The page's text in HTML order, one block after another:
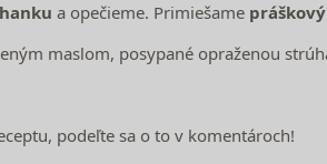
a opečieme. Primiešame
maslom, posypané opraženou
podeľte sa o to v komentároch!